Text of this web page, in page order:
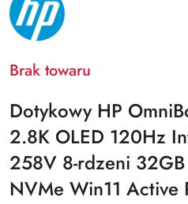
HP
Brak towaru
Dotykowy HP
2.8K OLED 120Hz
258V 8-rdzeni 32GB
NVMe Win11 Active